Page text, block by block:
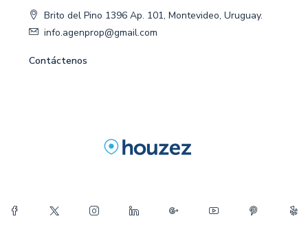
Brito del Pino 1396 Ap. 101, Montevideo, Uruguay.
info.agenprop@gmail.com
Contáctenos